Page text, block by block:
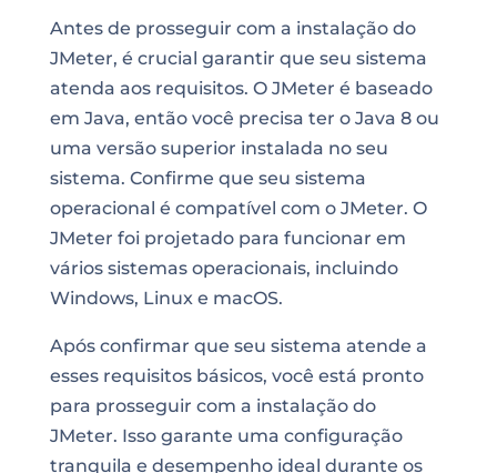
Antes de prosseguir com a instalação do
JMeter, é crucial garantir que seu sistema
atenda aos requisitos. O JMeter é baseado
em Java, então você precisa ter o Java 8 ou
uma versão superior instalada no seu
sistema. Confirme que seu sistema
operacional é compatível com o JMeter. O
JMeter foi projetado para funcionar em
vários sistemas operacionais, incluindo
Windows, Linux e macOS.
Após confirmar que seu sistema atende a
esses requisitos básicos, você está pronto
para prosseguir com a instalação do
JMeter. Isso garante uma configuração
tranquila e desempenho ideal durante os